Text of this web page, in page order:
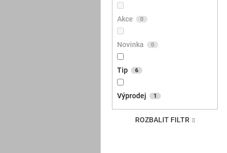
Akce 0
Novinka 0
Tip 6
Výprodej 1
ROZBALIT FILTR